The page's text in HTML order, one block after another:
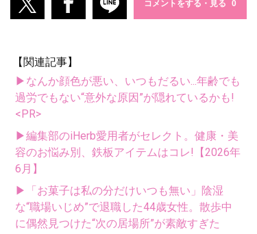
コメントをする・見る
【関連記事】
▶なんか顔色が悪い、いつもだるい...年齢でも
過労でもない“意外な原因”が隠れているかも!
<PR>
▶編集部のiHerb愛用者がセレクト。健康・美
容のお悩み別、鉄板アイテムはコレ!【2026年
6月】
▶「お菓子は私の分だけいつも無い」陰湿
な“職場いじめ”で退職した44歳女性。散歩中
に偶然見つけた“次の居場所”が素敵すぎた